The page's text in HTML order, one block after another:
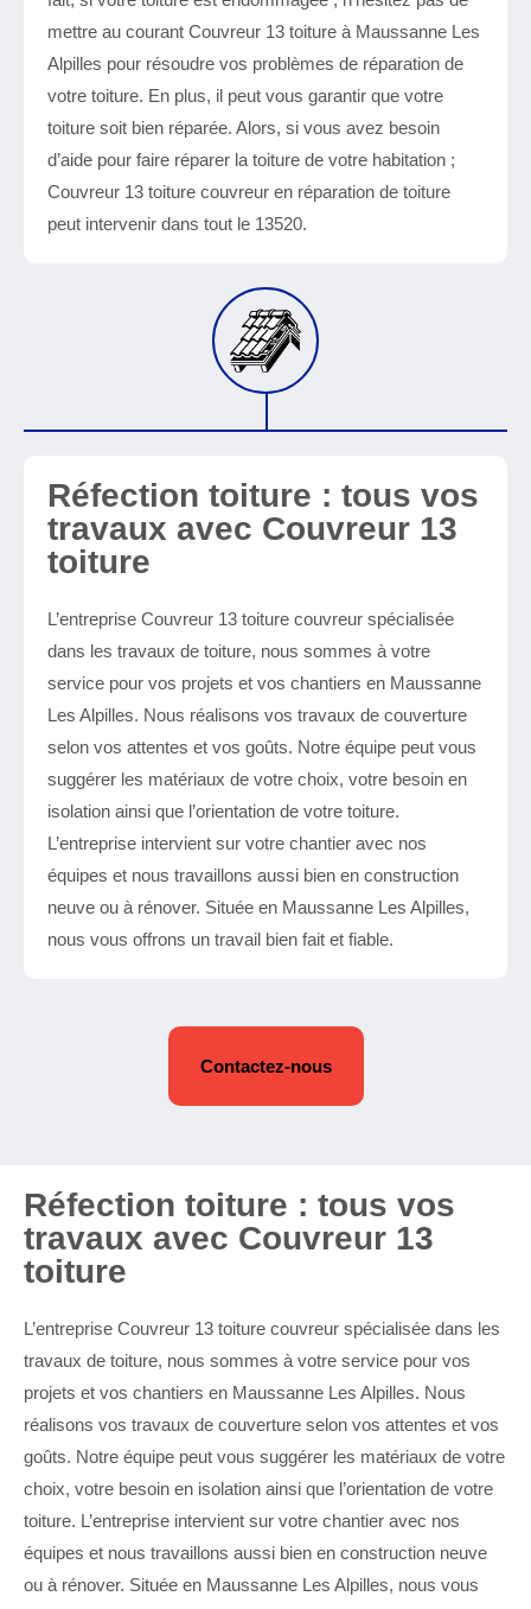
mettre au courant Couvreur 13 toiture à Maussanne Les
Alpilles pour résoudre vos problèmes de réparation de
votre toiture. En plus, il peut vous garantir que votre
toiture soit bien réparée. Alors, si vous avez besoin
d’aide pour faire réparer la toiture de votre habitation ;
Couvreur 13 toiture couvreur en réparation de toiture
peut intervenir dans tout le 13520.
Réfection toiture : tous vos
travaux avec Couvreur 13
toiture
L’entreprise Couvreur 13 toiture couvreur spécialisée
dans les travaux de toiture, nous sommes à votre
service pour vos projets et vos chantiers en Maussanne
Les Alpilles. Nous réalisons vos travaux de couverture
selon vos attentes et vos goûts. Notre équipe peut vous
suggérer les matériaux de votre choix, votre besoin en
isolation ainsi que l’orientation de votre toiture.
L’entreprise intervient sur votre chantier avec nos
équipes et nous travaillons aussi bien en construction
neuve ou à rénover. Située en Maussanne Les Alpilles,
nous vous offrons un travail bien fait et fiable.
Contactez-nous
Réfection toiture : tous vos
travaux avec Couvreur 13
toiture
L’entreprise Couvreur 13 toiture couvreur spécialisée dans les
travaux de toiture, nous sommes à votre service pour vos
projets et vos chantiers en Maussanne Les Alpilles. Nous
réalisons vos travaux de couverture selon vos attentes et vos
goûts. Notre équipe peut vous suggérer les matériaux de votre
choix, votre besoin en isolation ainsi que l’orientation de votre
toiture. L’entreprise intervient sur votre chantier avec nos
équipes et nous travaillons aussi bien en construction neuve
ou à rénover. Située en Maussanne Les Alpilles, nous vous